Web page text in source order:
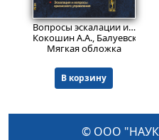
539
Вопросы эскалации и деэскалации кризисных ситуаций, вооруженных конфликтов и войн.
Кокошин А.А., Балуевский
Мягкая обложка
В корзину
© ООО